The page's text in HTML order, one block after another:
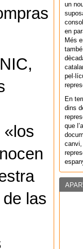
«los
las
un
en
Més
En
dins
que
canvi,